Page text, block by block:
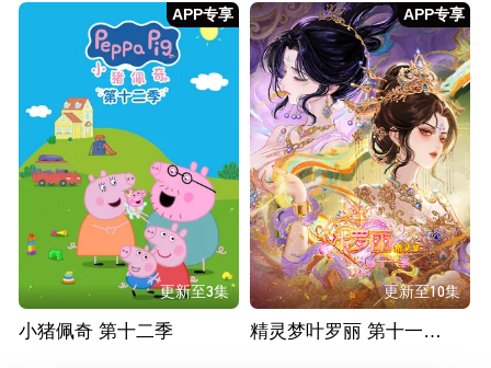
APP专享
更新至3集
小猪佩奇 第十二季
APP专享
更新至10集
精灵梦叶罗丽 第十一季（下）